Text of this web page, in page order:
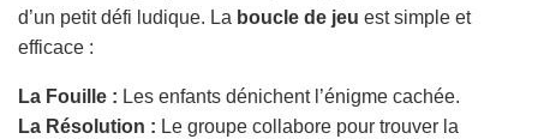
d’un petit défi ludique. La boucle de jeu est simple et
efficace :
La Fouille : Les enfants dénichent l’énigme cachée.
La Résolution : Le groupe collabore pour trouver la